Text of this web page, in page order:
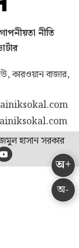
অ-
অ+
নীতি
কারওয়ান বাজার,
হাসান সরকার
